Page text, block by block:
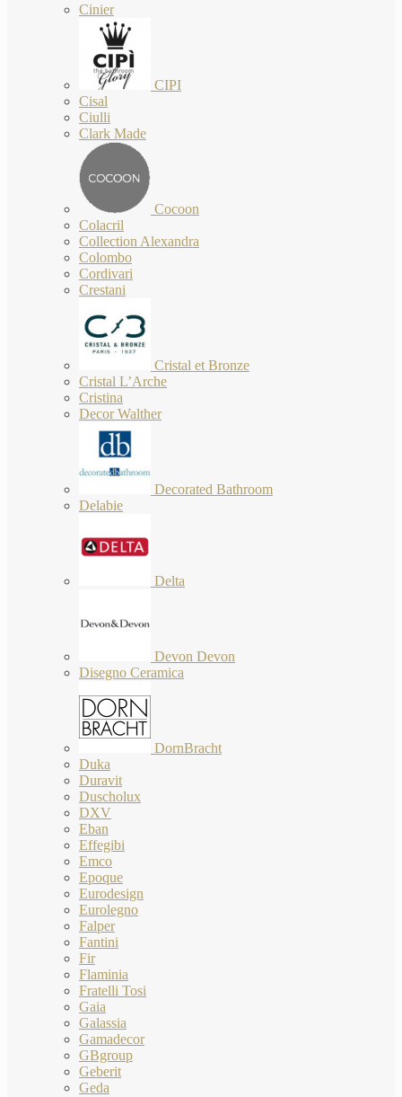
Cinier
CIPI
Cisal
Ciulli
Clark Made
Cocoon
Colacril
Collection Alexandra
Colombo
Cordivari
Crestani
Cristal et Bronze
Cristal L’Arche
Cristina
Decor Walther
Decorated Bathroom
Delabie
Delta
Devon Devon
Disegno Ceramica
DornBracht
Duka
Duravit
Duscholux
DXV
Eban
Effegibi
Emco
Epoque
Eurodesign
Eurolegno
Falper
Fantini
Fir
Flaminia
Fratelli Tosi
Gaia
Galassia
Gamadecor
GBgroup
Geberit
Geda